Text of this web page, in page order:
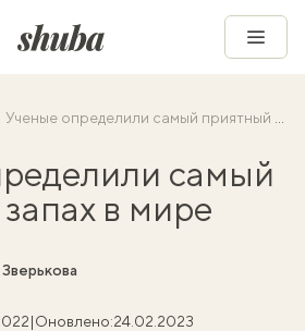
Ученые определили самый приятный запах в мире
самый
в мире
|Оновлено:24.02.2023